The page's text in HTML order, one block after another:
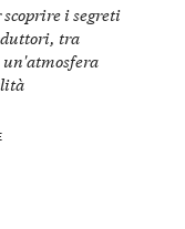
i segreti
tra